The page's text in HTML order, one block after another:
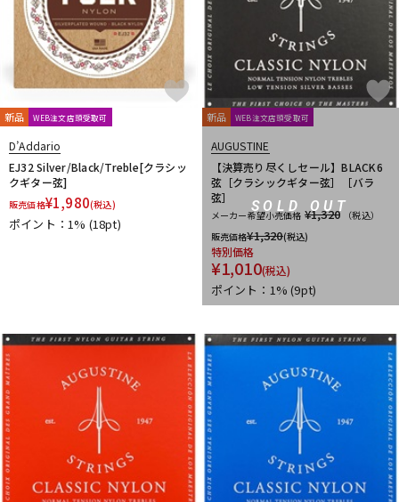
春日 杉原書店 青い鳥∞黄い蜂 日本娯楽
名城商会
明和電機
他2
TONE GEAR Peters
M.Baron
Henle
Boosey And Hawkes
Universal
Musica Rara Salabert Durand
Leduc
Dr.Case
Billaudot
Marc Reift
Max Eschig
Southern Music Bote And Bock
Wizz Pickups
International Music
Edition Wilhelm Hansen
Asterope
Rubank
日本アコースティックレコーズ
Cable Cup
Richard Schauer
ぼっち・ざ・ろっく！
Musikverlag Hans Sikorski
大阪開成館
デプロMP
GRAYZONE
Chester Music
Lydke Musikverlag
Groove Garage
AQUBE MUSIC PRODUCTS
Ergo Straps
新品 WEB注文店頭受取可
D’Addario
EJ32 Silver/Black/Treble[クラシッ
クギター弦]
販売価格¥1,980(税込)
ポイント：1% (18pt)
SOLD OUT
新品 WEB注文店頭受取可
AUGUSTINE
【決算売り尽くしセール】BLACK6
弦［クラシックギター弦］［バラ
弦］
メーカー希望小売価格 ¥1,320
（税込）
販売価格¥1,320(税込)
特別価格
¥1,010(税込)
ポイント：1%(9pt)